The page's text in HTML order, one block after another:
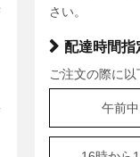
さい。
配達時間指
ご注文の際に
午前中